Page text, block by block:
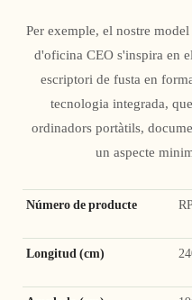
Per exemple, el nostre
d'oficina CEO s'inspira en
escriptori de fusta en
tecnologia integrada,
ordinadors portàtils,
un aspecte
Número de producte
Longitud (cm)